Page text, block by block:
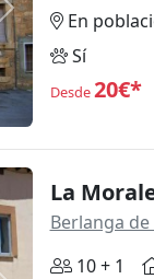
Siguiente
En
Sí
Desde20€*
La
Berlanga
10 + 1